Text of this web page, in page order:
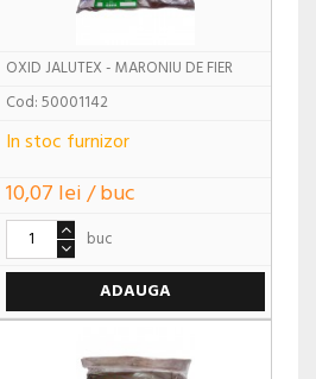
OXID JALUTEX - MARONIU DE FIER
Cod: 50001142
In stoc furnizor
10,07 lei / buc
buc
ADAUGA